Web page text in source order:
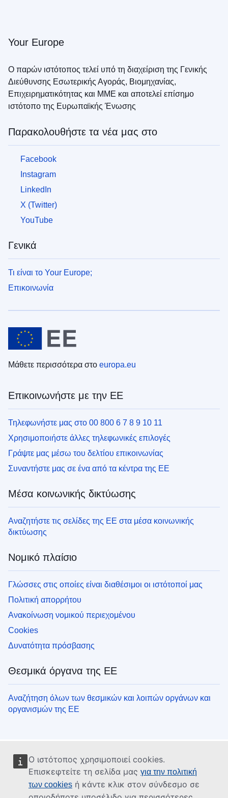
Ο ιστότοπος χρησιμοποιεί cookies.
Επισκεφτείτε τη σελίδα μας για την πολιτική
των cookies ή κάντε κλικ στον σύνδεσμο σε
Your Europe
Ο παρών ιστότοπος τελεί υπό τη διαχείριση της Γενικής
Διεύθυνσης Εσωτερικής Αγοράς, Βιομηχανίας,
Επιχειρηματικότητας και ΜΜΕ και αποτελεί επίσημο
ιστότοπο της Ευρωπαϊκής Ένωσης
Παρακολουθήστε τα νέα μας στο
Facebook
Instagram
LinkedIn
X (Twitter)
YouTube
Γενικά
Τι είναι το Your Europe;
Επικοινωνία
Μάθετε περισσότερα στο europa.eu
Επικοινωνήστε με την ΕΕ
Τηλεφωνήστε μας στο 00 800 6 7 8 9 10 11
Χρησιμοποιήστε άλλες τηλεφωνικές επιλογές
Γράψτε μας μέσω του δελτίου επικοινωνίας
Συναντήστε μας σε ένα από τα κέντρα της ΕΕ
Μέσα κοινωνικής δικτύωσης
Αναζητήστε τις σελίδες της ΕΕ στα μέσα κοινωνικής
δικτύωσης
Νομικό πλαίσιο
Γλώσσες στις οποίες είναι διαθέσιμοι οι ιστότοποί μας
Πολιτική απορρήτου
Ανακοίνωση νομικού περιεχομένου
Cookies
Δυνατότητα πρόσβασης
Θεσμικά όργανα της ΕΕ
Αναζήτηση όλων των θεσμικών και λοιπών οργάνων και
οργανισμών της ΕΕ